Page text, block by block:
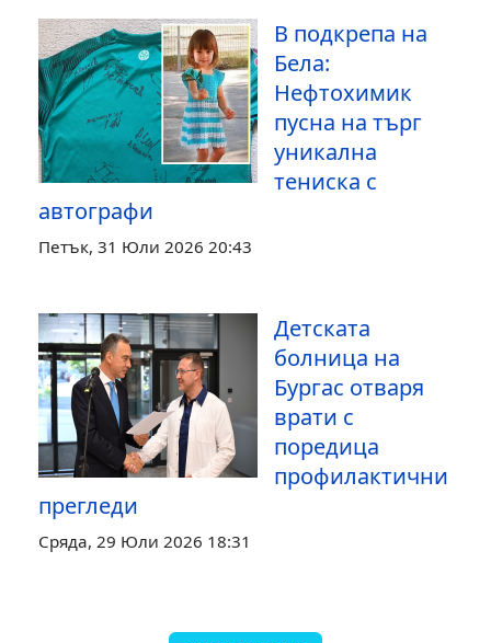
В подкрепа на
Бела:
Нефтохимик
пусна на търг
уникална
тениска с
автографи
Петък, 31 Юли 2026 20:43
Детската
болница на
Бургас отваря
врати с
поредица
профилактични
прегледи
Сряда, 29 Юли 2026 18:31